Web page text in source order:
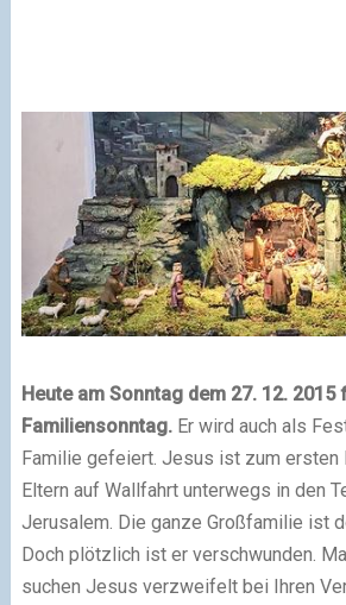
Heute am Sonntag dem 27. 12. 2015
Familiensonntag.Er wird auch als
Familie gefeiert. Jesus ist zum ersten
Eltern auf Wallfahrt unterwegs in den
Jerusalem. Die ganze Großfamilie ist
Doch plötzlich ist er verschwunden.
suchen Jesus verzweifelt bei Ihren